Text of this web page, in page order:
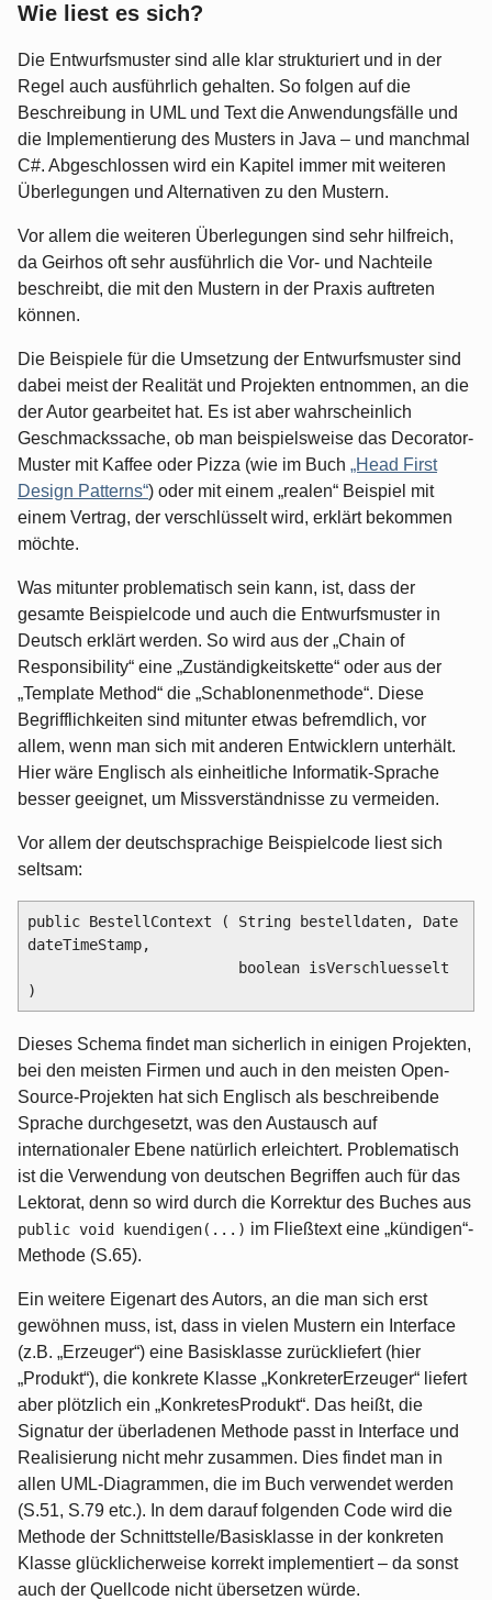
Wie liest es sich?
Die Entwurfsmuster sind alle klar strukturiert und in der
Regel auch ausführlich gehalten. So folgen auf die
Beschreibung in UML und Text die Anwendungsfälle und
die Implementierung des Musters in Java – und manchmal
C#. Abgeschlossen wird ein Kapitel immer mit weiteren
Überlegungen und Alternativen zu den Mustern.
Vor allem die weiteren Überlegungen sind sehr hilfreich,
da Geirhos oft sehr ausführlich die Vor- und Nachteile
beschreibt, die mit den Mustern in der Praxis auftreten
können.
Die Beispiele für die Umsetzung der Entwurfsmuster sind
dabei meist der Realität und Projekten entnommen, an die
der Autor gearbeitet hat. Es ist aber wahrscheinlich
Geschmackssache, ob man beispielsweise das Decorator-
Muster mit Kaffee oder Pizza (wie im Buch „Head First
Design Patterns“) oder mit einem „realen“ Beispiel mit
einem Vertrag, der verschlüsselt wird, erklärt bekommen
möchte.
Was mitunter problematisch sein kann, ist, dass der
gesamte Beispielcode und auch die Entwurfsmuster in
Deutsch erklärt werden. So wird aus der „Chain of
Responsibility“ eine „Zuständigkeitskette“ oder aus der
„Template Method“ die „Schablonenmethode“. Diese
Begrifflichkeiten sind mitunter etwas befremdlich, vor
allem, wenn man sich mit anderen Entwicklern unterhält.
Hier wäre Englisch als einheitliche Informatik-Sprache
besser geeignet, um Missverständnisse zu vermeiden.
Vor allem der deutschsprachige Beispielcode liest sich
seltsam:
public BestellContext ( String bestelldaten, Date
dateTimeStamp,
Dieses Schema findet man sicherlich in einigen Projekten,
bei den meisten Firmen und auch in den meisten Open-
Source-Projekten hat sich Englisch als beschreibende
Sprache durchgesetzt, was den Austausch auf
internationaler Ebene natürlich erleichtert. Problematisch
ist die Verwendung von deutschen Begriffen auch für das
Lektorat, denn so wird durch die Korrektur des Buches aus
public void kuendigen(...) im Fließtext eine „kündigen“-
Methode (S.65).
Ein weitere Eigenart des Autors, an die man sich erst
gewöhnen muss, ist, dass in vielen Mustern ein Interface
(z.B. „Erzeuger“) eine Basisklasse zurückliefert (hier
„Produkt“), die konkrete Klasse „KonkreterErzeuger“ liefert
aber plötzlich ein „KonkretesProdukt“. Das heißt, die
Signatur der überladenen Methode passt in Interface und
Realisierung nicht mehr zusammen. Dies findet man in
allen UML-Diagrammen, die im Buch verwendet werden
(S.51, S.79 etc.). In dem darauf folgenden Code wird die
Methode der Schnittstelle/Basisklasse in der konkreten
Klasse glücklicherweise korrekt implementiert – da sonst
auch der Quellcode nicht übersetzen würde.